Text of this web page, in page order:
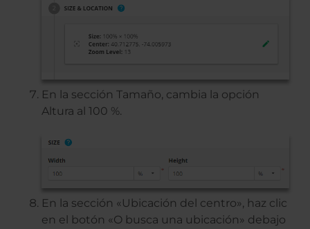
En la sección Tamaño, cambia la opción
Altura al 100 %.
En la sección «Ubicación del centro», haz clic
en el botón «O busca una ubicación» debajo